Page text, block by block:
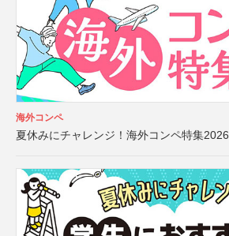
海外コンペ
夏休みにチャレンジ！海外コンペ特集2026